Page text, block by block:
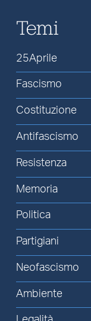
Temi
25Aprile
Fascismo
Costituzione
Antifascismo
Resistenza
Memoria
Politica
Partigiani
Neofascismo
Ambiente